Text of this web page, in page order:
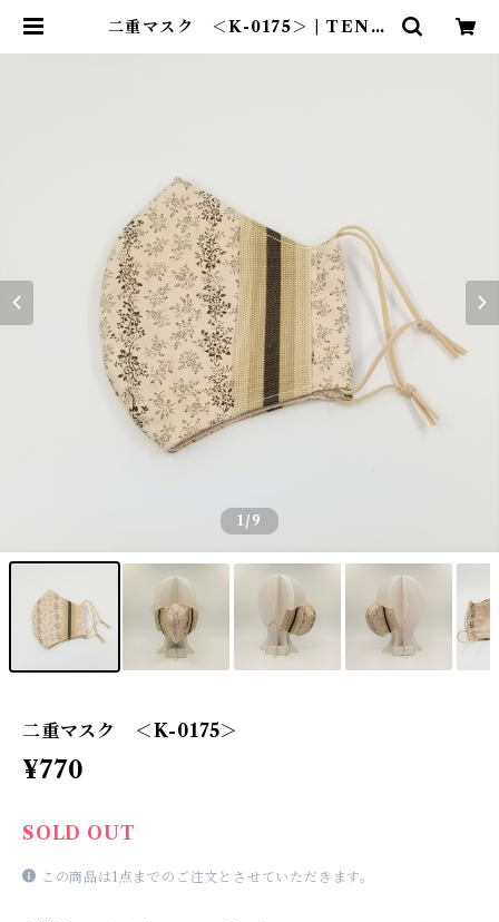
二重マスク ＜K-0175＞ | TENT-
1 /9
二重マスク ＜K-0175＞
¥770
SOLD OUT
この商品は1点までのご注文とさせていただきます。